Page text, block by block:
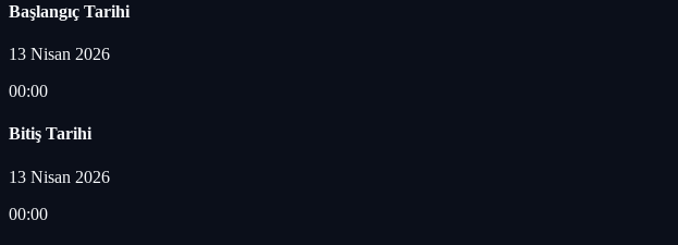
Başlangıç Tarihi
13 Nisan 2026
00:00
Bitiş Tarihi
13 Nisan 2026
00:00